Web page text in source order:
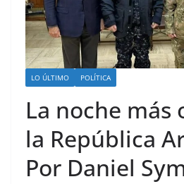
LO ÚLTIMO POLÍTICA
La noche más
la República
Por Daniel